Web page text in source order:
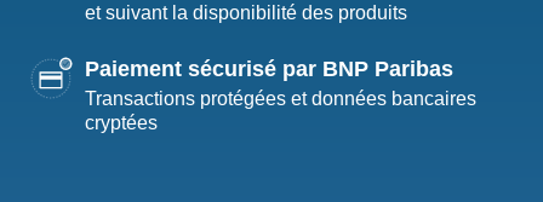
et suivant la disponibilité des produits
Paiement sécurisé par BNP Paribas
Transactions protégées et données bancaires
cryptées